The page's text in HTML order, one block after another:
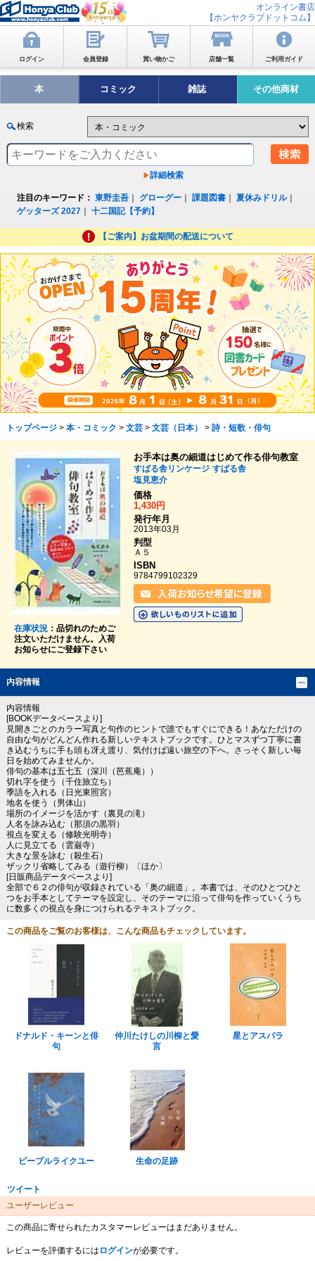
オンライン書店
【ホンヤクラブドットコム】
ログイン 会員登録 買い物かご 店舗一覧 ご利用ガイド
本 コミック 雑誌 その他商材
検索
詳細検索
注目のキーワード： 東野圭吾 グローグー ｜課題図書 ｜夏休みドリル｜
ゲッターズ 2027 ｜十二国記【予約】
【ご案内】お盆期間の配送について
トップページ> 本・コミック > 文芸> 文芸（日本） > 詩・短歌・俳句
在庫状況：品切れのためご
注文いただけません。入荷
お知らせにご登録下さい
お手本は奥の細道はじめて作る俳句教室
すばる舎リンケージ すばる舎
塩見恵介
価格
1,430円
発行年月
2013年03月
判型
Ａ５
ISBN
9784799102329
内容情報
内容情報
[BOOKデータベースより]
見開きごとのカラー写真と句作のヒントで誰でもすぐにできる！あなただけの
自由な句がどんどん作れる新しいテキストブックです。ひとマスずつ丁寧に書
き込むうちに手も頭も冴え渡り、気付けば遠い旅空の下へ。さっそく新しい毎
日を始めてみませんか。
俳句の基本は五七五（深川（芭蕉庵））
切れ字を使う（千住旅立ち）
季語を入れる（日光東照宮）
地名を使う（男体山）
場所のイメージを活かす（裏見の滝）
人名を詠み込む（那須の黒羽）
視点を変える（修験光明寺）
人に見立てる（雲巌寺）
大きな景を詠む（殺生石）
ザックリ省略してみる（遊行柳）〔ほか〕
[日販商品データベースより]
全部で６２の俳句が収録されている「奥の細道」。本書では、そのひとつひと
つをお手本としてテーマを設定し、そのテーマに沿って俳句を作っていくうち
に数多くの視点を身につけられるテキストブック。
この商品をご覧のお客様は、こんな商品もチェックしています。
ドナルド・キーンと俳
句
仲川たけしの川柳と愛
言
星とアスパラ
ピープルライクユー 生命の足跡
ツイート
ユーザーレビュー
この商品に寄せられたカスタマーレビューはまだありません。
レビューを評価するには ログインが必要です。